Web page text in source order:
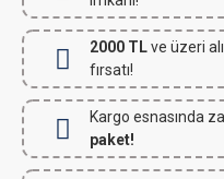
2000 TLve üzeri
fırsatı!
Kargo esnasında
paket!